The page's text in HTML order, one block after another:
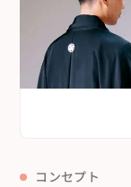
コンセプト